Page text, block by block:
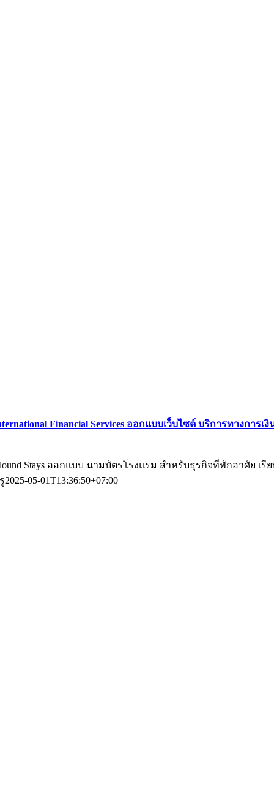
Financial Services ออกแบบเว็บไซต์ บริการทางการเงิ
Stays ออกแบบ นามบัตรโรงแรม สำหรับธุรกิจที่พักอาศัย เรี
2025-05-01T13:36:50+07:00